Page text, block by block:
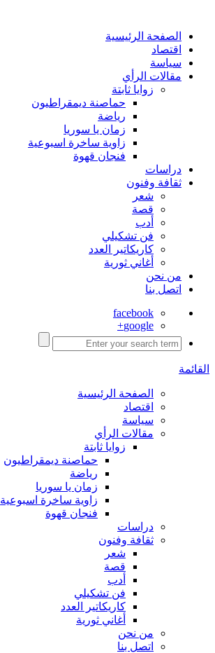
الصفحة الرئيسية
اقتصاد
سياسة
مقالات الرأي
زوايا ثابتة
حماصنة ديمقراطيون
رياضة
زمان يا سوريا
زاوية ساخرة اسبوعية
فنجان قهوة
دراسات
ثقافة وفنون
شعر
قصة
أدب
فن تشكيلي
كاريكاتير العدد
أغاني ثورية
من نحن
اتصل بنا
facebook
google+
القائمة
الصفحة الرئيسية
اقتصاد
سياسة
مقالات الرأي
زوايا ثابتة
حماصنة ديمقراطيون
رياضة
زمان يا سوريا
زاوية ساخرة اسبوعية
فنجان قهوة
دراسات
ثقافة وفنون
شعر
قصة
أدب
فن تشكيلي
كاريكاتير العدد
أغاني ثورية
من نحن
اتصل بنا